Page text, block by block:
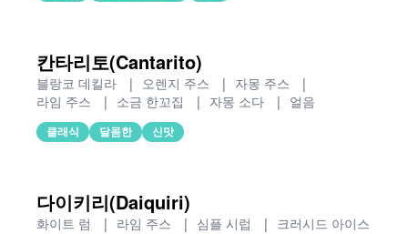
칸타리토(Cantarito)
블랑코 데킬라 | 오렌지 주스 | 자몽 주스
|
라임 주스
| 소금 한꼬집 | 자몽 소다 | 얼음
클래식 달콤한 신맛
다이키리(Daiquiri)
화이트 럼 | 라임 주스 | 심플 시럽 | 크러시드 아이스